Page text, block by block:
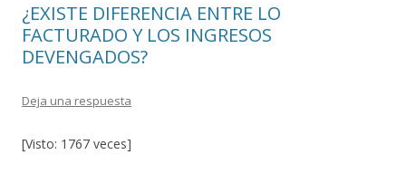
¿EXISTE DIFERENCIA ENTRE LO
FACTURADO Y LOS INGRESOS
DEVENGADOS?
Deja una respuesta
[Visto: 1767 veces]